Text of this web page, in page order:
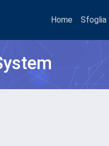
Home Sfoglia